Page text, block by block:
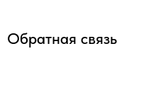
Обратная связь